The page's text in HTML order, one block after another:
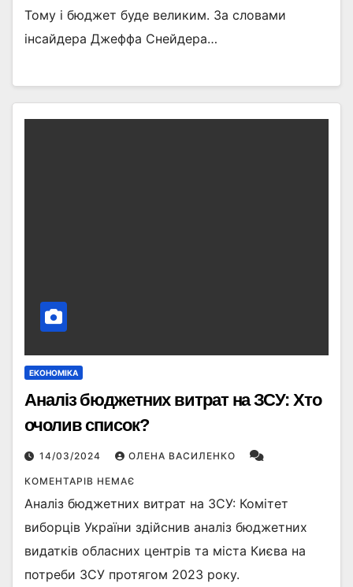
Тому і бюджет буде великим. За словами
інсайдера Джеффа Снейдера…
ЕКОНОМІКА
Аналіз бюджетних витрат на ЗСУ: Хто
очолив список?
14/03/2024 ОЛЕНА ВАСИЛЕНКО
КОМЕНТАРІВ НЕМАЄ
Аналіз бюджетних витрат на ЗСУ: Комітет
виборців України здійснив аналіз бюджетних
видатків обласних центрів та міста Києва на
потреби ЗСУ протягом 2023 року.